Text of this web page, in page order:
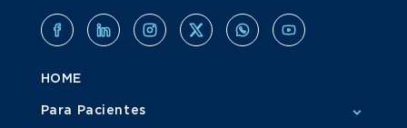
HOME
Para Pacientes